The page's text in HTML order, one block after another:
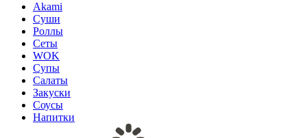
Akami
Суши
Роллы
Сеты
WOK
Супы
Салаты
Закуски
Соусы
Напитки